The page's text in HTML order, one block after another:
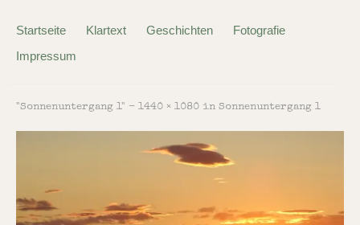
Startseite Klartext Geschichten
Fotografie
Impressum
"Sonnenuntergang 1" - 1440 × 1080 in Sonnenuntergang 1